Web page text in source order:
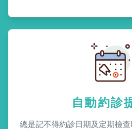
自動約診
總是記不得約診日期及定期檢